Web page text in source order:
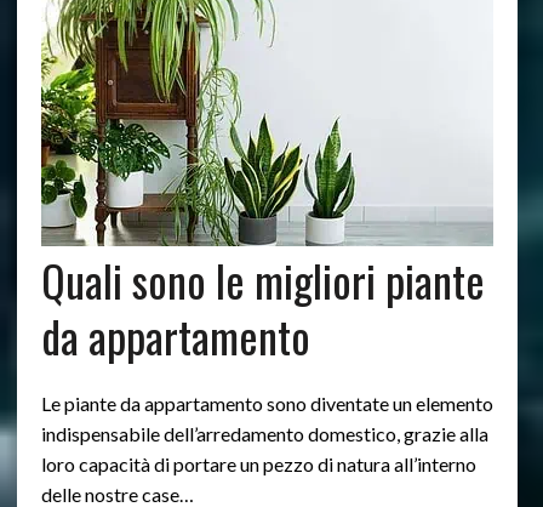
Quali sono le migliori piante
da appartamento
Le piante da appartamento sono diventate un elemento
indispensabile dell’arredamento domestico, grazie alla
loro capacità di portare un pezzo di natura all’interno
delle nostre case…